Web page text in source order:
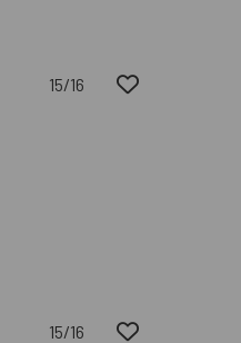
15/16
15/16